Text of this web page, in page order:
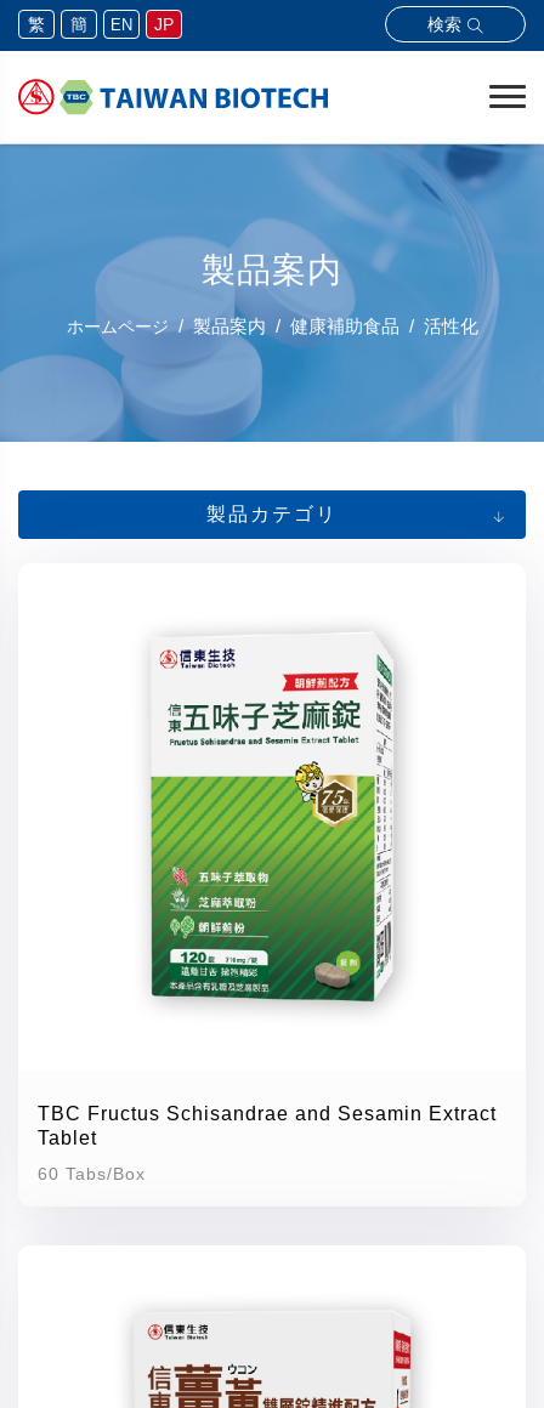
繁 簡 EN JP 検索
製品案内
ホームページ 製品案内 健康補助食品 活性化
製品カテゴリ
TBC Fructus Schisandrae and Sesamin Extract
Tablet
60 Tabs/Box